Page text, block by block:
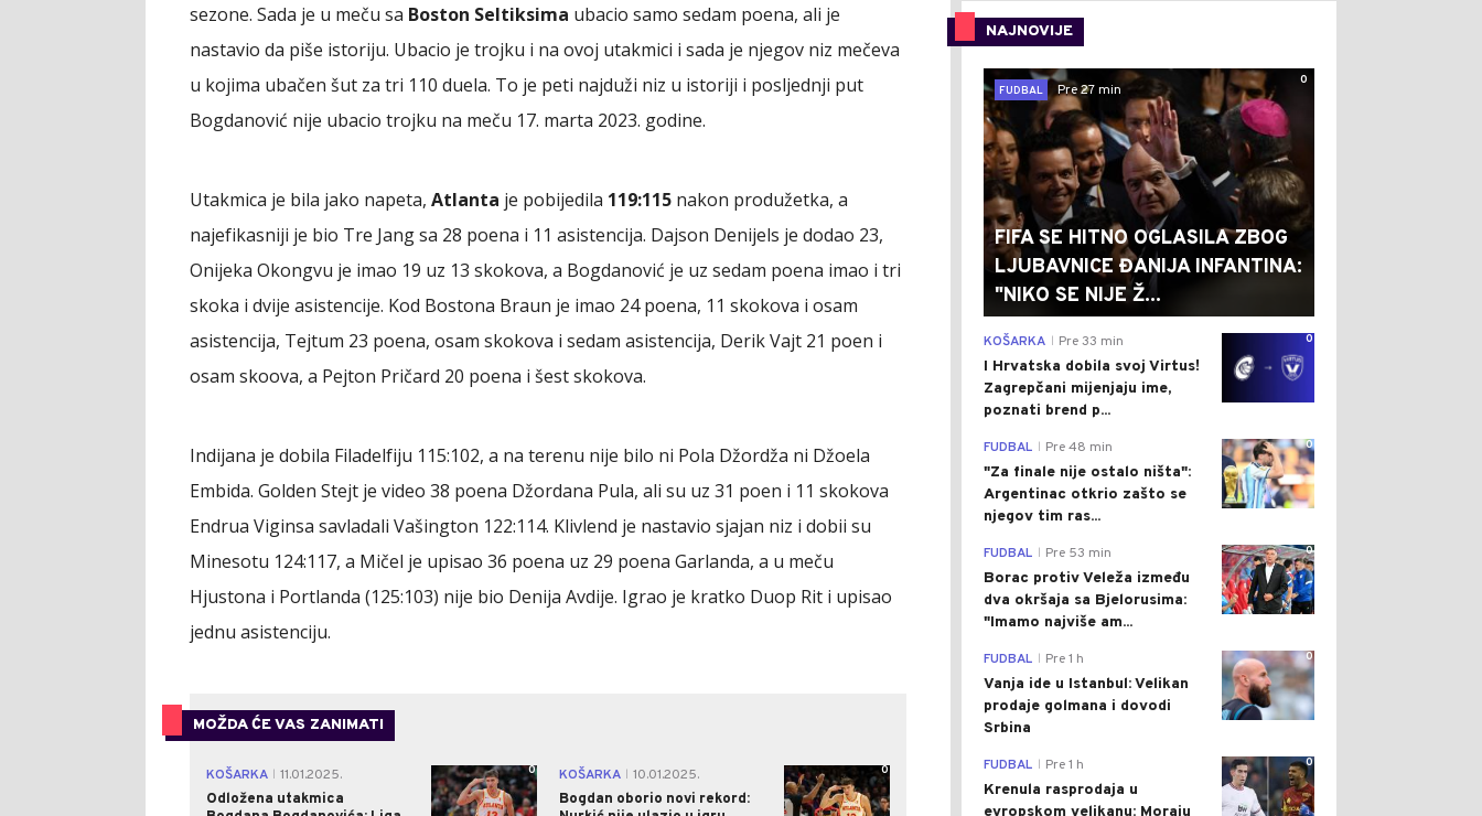
sezone. Sada je u meču sa Boston Seltiksima ubacio samo sedam poena, ali je
nastavio da piše istoriju. Ubacio je trojku i na ovoj utakmici i sada je njegov niz mečeva
u kojima ubačen šut za tri 110 duela. To je peti najduži niz u istoriji i posljednji put
Bogdanović nije ubacio trojku na meču 17. marta 2023. godine.
Utakmica je bila jako napeta, Atlanta je pobijedila 119:115 nakon produžetka, a
najefikasniji je bio Tre Jang sa 28 poena i 11 asistencija. Dajson Denijels je dodao 23,
Onijeka Okongvu je imao 19 uz 13 skokova, a Bogdanović je uz sedam poena imao i tri
skoka i dvije asistencije. Kod Bostona Braun je imao 24 poena, 11 skokova i osam
asistencija, Tejtum 23 poena, osam skokova i sedam asistencija, Derik Vajt 21 poen i
osam skoova, a Pejton Pričard 20 poena i šest skokova.
Indijana je dobila Filadelfiju 115:102, a na terenu nije bilo ni Pola Džordža ni Džoela
Embida. Golden Stejt je video 38 poena Džordana Pula, ali su uz 31 poen i 11 skokova
Endrua Viginsa savladali Vašington 122:114. Klivlend je nastavio sjajan niz i dobii su
Minesotu 124:117, a Mičel je upisao 36 poena uz 29 poena Garlanda, a u meču
Hjustona i Portlanda (125:103) nije bio Denija Avdije. Igrao je kratko Duop Rit i upisao
jednu asistenciju.
MOŽDA ĆE VAS ZANIMATI
KOŠARKA
11.01.2025.
Odložena utakmica
0 KOŠARKA
10.01.2025.
Bogdan oborio novi rekord:
0
NAJNOVIJE
0
FUDBAL
Pre 27 min
FIFA SE HITNO OGLASILA ZBOG
LJUBAVNICE ĐANIJA INFANTINA:
"NIKO SE NIJE Ž...
0
KOŠARKA Pre 33 min
I Hrvatska dobila svoj Virtus!
Zagrepčani mijenjaju ime,
poznati brend p...
0
FUDBAL Pre 48 min
"Za finale nije ostalo ništa":
Argentinac otkrio zašto se
njegov tim ras...
0
FUDBAL Pre 53 min
Borac protiv Veleža između
dva okršaja sa Bjelorusima:
"Imamo najviše am...
0
FUDBAL Pre 1 h
Vanja ide u Istanbul: Velikan
prodaje golmana i dovodi
Srbina
0
FUDBAL Pre 1 h
Krenula rasprodaja u
evropskom velikanu: Moraju